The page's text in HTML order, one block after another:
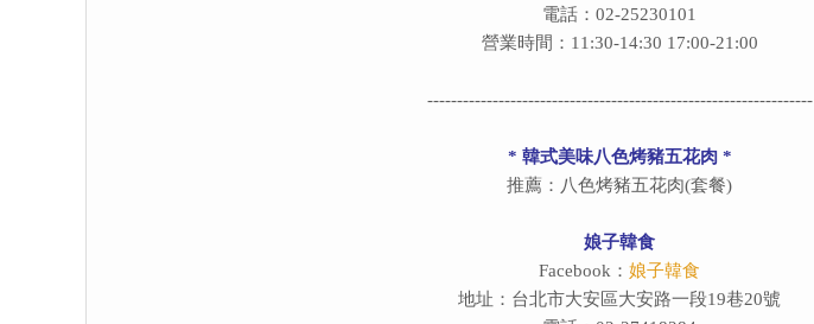
電話：02-25230101
營業時間：11:30-14:30 17:00-21:00
-----------------------------------------------------------------
* 韓式美味八色烤豬五花肉 *
推薦：八色烤豬五花肉(套餐)
娘子韓食
Facebook：娘子韓食
地址：台北市大安區大安路一段19巷20號